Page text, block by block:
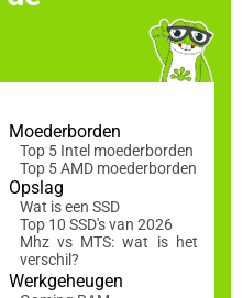
Moederborden
Top 5 Intel moederborden
Top 5 AMD moederborden
Opslag
Wat is een SSD
Top 10 SSD's van 2026
Mhz vs MTS: wat is het
verschil?
Werkgeheugen